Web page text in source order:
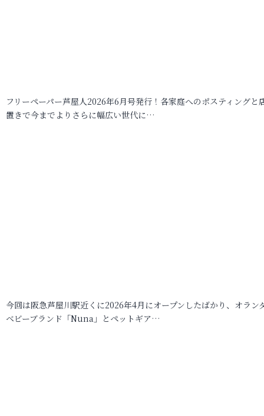
フリーペーパー芦屋人2026年6月号発行！各家庭へのポスティングと
置きで今までよりさらに幅広い世代に…
今回は阪急芦屋川駅近くに2026年4月にオープンしたばかり、オラン
ベビーブランド「Nuna」とペットギア…